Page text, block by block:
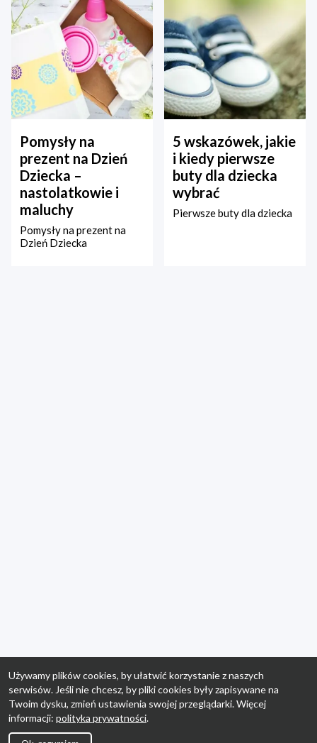
Pomysły na
prezent na Dzień
Dziecka –
nastolatkowie i
maluchy
Pomysły na prezent na
Dzień Dziecka
5 wskazówek, jakie
i kiedy pierwsze
buty dla dziecka
wybrać
Pierwsze buty dla dziecka
Używamy plików cookies, by ułatwić korzystanie z naszych
serwisów. Jeśli nie chcesz, by pliki cookies były zapisywane na
Twoim dysku, zmień ustawienia swojej przeglądarki. Więcej
informacji: polityka prywatności.